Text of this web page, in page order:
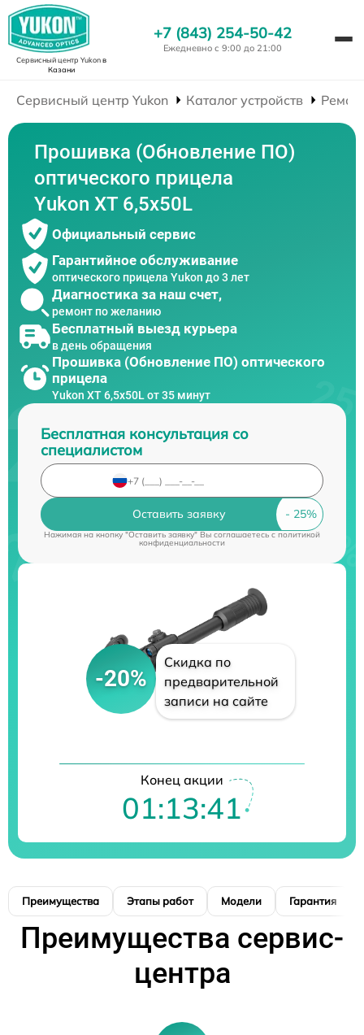
Сервисный центр Yukonв
Казани
+7 (843) 254-50-42
Ежедневно с 9:00 до 21:00
Сервисный центр Yukon Каталог устройств
Прошивка (Обновление ПО)
оптического прицела
Yukon XT 6,5x50L
Официальный сервис
Гарантийное обслуживание
оптического прицела Yukon до 3 лет
Диагностика за наш счет,
ремонт по желанию
Бесплатный выезд курьера
в день обращения
Прошивка (Обновление ПО) оптического
прицела
Yukon XT 6,5x50L от 35 минут
Бесплатная консультация со
специалистом
Оставить заявку
Нажимая на кнопку "Оставить заявку" Вы соглашаетесь cполитикой
конфиденциальности
-20%
Скидка по
предварительной
записи на сайте
Конец акции
01:13:40
Преимущества Этапы работ Модели Гарантия
Преимущества сервис-
центра